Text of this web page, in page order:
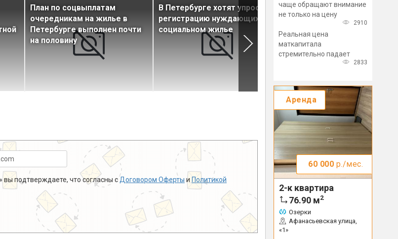
План по соцвыплатам
очередникам на жилье в
Петербурге выполнен почти
на половину
В Петербурге хотят упростить
регистрацию нуждающихся в
социальном жилье
Стало известно, сколько
всего недвижимости ввели
году
вы подтверждаете, что согласны с Договором Оферты и Политикой
чаще обращают внимание
не только на цену
2910
Реальная цена
маткапитала
стремительно падает
2833
Аренда
60 000 р./мес.
2-к квартира
76.90 м2
Озерки
Афанасьевская улица,
«1»